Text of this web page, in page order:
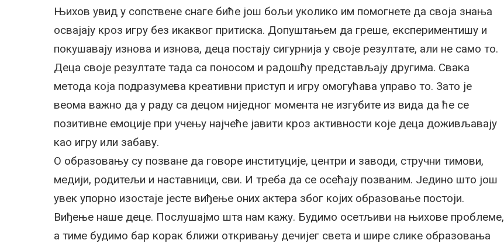
Њихов увид у сопствене снаге биће још бољи уколико им помогнете да своја знања
освајају кроз игру без икаквог притиска. Допуштањем да греше, експериментишу и
покушавају изнова и изнова, деца постају сигурнија у своје резултате, али не само то.
Деца своје резултате тада са поносом и радошћу представљају другима. Свака
метода која подразумева креативни приступ и игру омогућава управо то. Зато је
веома важно да у раду са децом ниједног момента не изгубите из вида да ће се
позитивне емоције при учењу најчеће јавити кроз активности које деца доживљавају
као игру или забаву.
О образовању су позване да говоре институције, центри и заводи, стручни тимови,
медији, родитељи и наставници, сви. И треба да се осећају позваним. Једино што још
увек упорно изостаје јесте виђење оних актера због којих образовање постоји.
Виђење наше деце. Послушајмо шта нам кажу. Будимо осетљиви на њихове проблеме,
а тиме будимо бар корак ближи откривању дечијег света и шире слике образовања